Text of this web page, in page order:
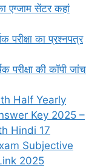
का एग्जाम सेंटर कहां
परीक्षा का प्रश्नपत्र
परीक्षा की कॉपी जांच
Half Yearly
Key 2025 –
Hindi 17
Subjective
2025